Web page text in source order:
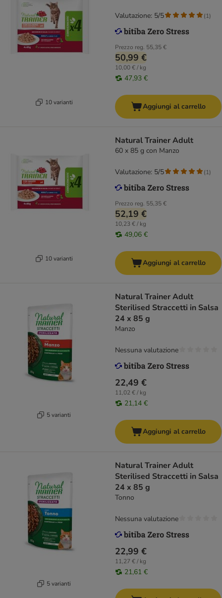
10 varianti
Prezzo reg. 55,35 €
50,99 €
10,00 € / kg
47,93 €
Valutazione: 5/5 (1)
Aggiungi al carrello
10 varianti
Natural Trainer Adult
60 x 85 g con Manzo
Prezzo reg. 55,35 €
52,19 €
10,23 € / kg
49,06 €
Valutazione: 5/5 (1)
Aggiungi al carrello
5 varianti
Natural Trainer Adult
Sterilised Straccetti in Salsa
24 x 85 g
Manzo
22,49 €
11,02 € / kg
21,14 €
Nessuna valutazione
Aggiungi al carrello
5 varianti
Natural Trainer Adult
Sterilised Straccetti in Salsa
24 x 85 g
Tonno
22,99 €
11,27 € / kg
21,61 €
Nessuna valutazione